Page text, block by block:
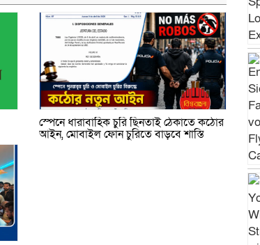
স্পেনে ধারাবাহিক চুরি ছিনতাই ঠেকাতে কঠোর
আইন, মোবাইল ফোন চুরিতে বাড়বে শাস্তি